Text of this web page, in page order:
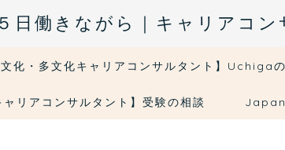
働きながら｜キャリアコン
文化・多文化キャリアコンサルタント】Uchiga
リアコンサルタント】受験の相談